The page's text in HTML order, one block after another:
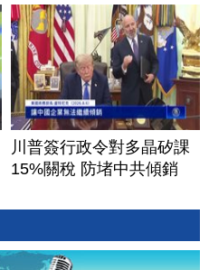
川普簽行政令對多晶矽課
15%關稅 防堵中共傾銷